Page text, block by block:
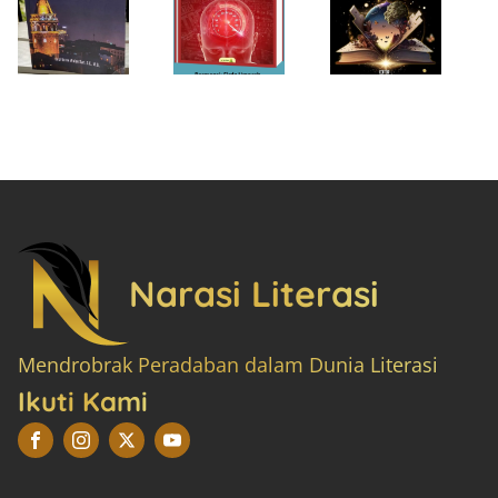
Narasi Literasi
Mendrobrak Peradaban dalam Dunia Literasi
Ikuti Kami